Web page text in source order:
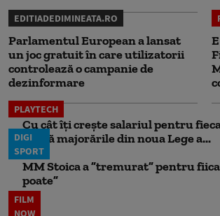
EDITIADEDIMINEATA.RO
Parlamentul European a lansat
un joc gratuit în care utilizatorii
controlează o campanie de
dezinformare
PLAYTECH
Cu cât îți crește salariul pentru
aplică majorările din noua Lege a...
DIGI
SPORT
MM Stoica a ”tremurat” pentru
poate”
FILM
NOW